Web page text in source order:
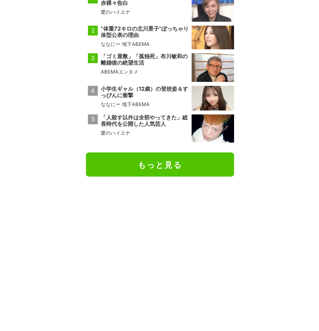
赤裸々告白
愛のハイエナ
“体重72キロの北川景子”ぽっちゃり
体型公表の理由
ななにー 地下ABEMA
「ゴミ屋敷」「孤独死」布川敏和の
離婚後の絶望生活
ABEMAエンタメ
小学生ギャル（12歳）の登校姿＆す
っぴんに衝撃
ななにー 地下ABEMA
「人殺す以外は全部やってきた」総
長時代を公開した人気芸人
愛のハイエナ
もっと見る